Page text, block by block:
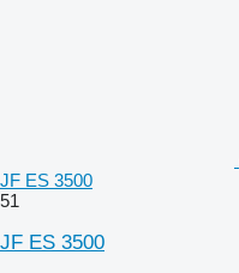
JF ES 3500
51
JF ES 3500